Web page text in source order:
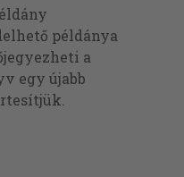
példánya
a
egy újabb